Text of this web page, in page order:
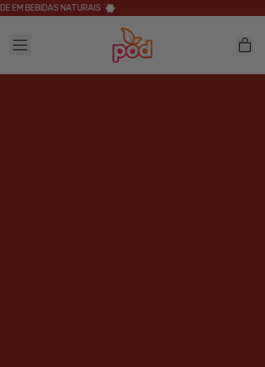
BEBIDAS NATURAIS
MENU